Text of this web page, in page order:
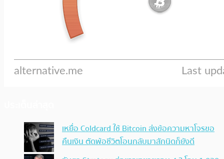
เหยื่อ Coldcard ใช้ Bitcoin ส่งข้อความหาโจรขอ
คืนเงิน ตัดพ้อชีวิตโอนกลับมาสักนิดก็ยังดี